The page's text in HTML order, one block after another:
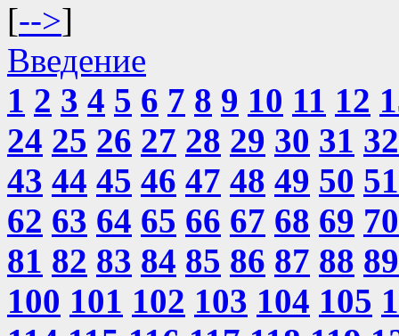
[-->]
Введение
1 2 3 4 5 6 7 8 9 10 11 12
24 25 26 27 28 29 30 31 32
43 44 45 46 47 48 49 50 51
62 63 64 65 66 67 68 69 70
81 82 83 84 85 86 87 88 89
100 101 102 103 104 105